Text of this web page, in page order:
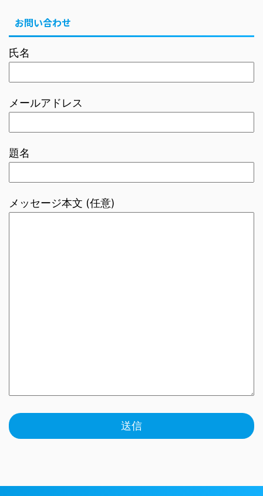
お問い合わせ
氏名
メールアドレス
題名
メッセージ本文 (任意)